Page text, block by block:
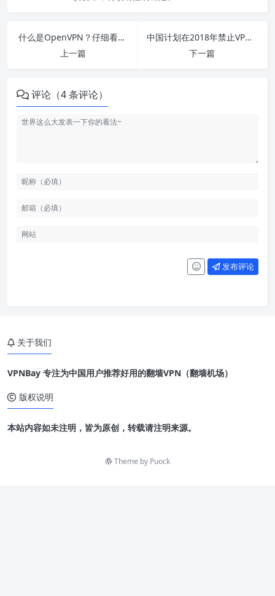
什么是OpenVPN？仔细看看这个流行的VPN加密协议
上一篇
中国计划在2018年禁止VPN加强其互联网防火长城
下一篇
评论（4 条评论）
发布评论
关于我们
VPNBay 专注为中国用户推荐好用的翻墙VPN（翻墙机场）
版权说明
本站内容如未注明，皆为原创，转载请注明来源。
Theme by Puock